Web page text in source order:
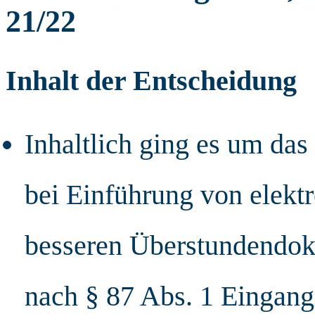
21/22
Inhalt der Entscheidung
Inhaltlich ging es um
bei Einführung von
besseren
nach § 87 Abs. 1